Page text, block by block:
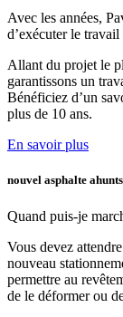
Avec les années,
d’exécuter le travail
Allant du projet le
garantissons un
Bénéficiez d’un
plus de 10 ans.
En savoir plus
nouvel asphalte
Quand puis-je
Vous devez
nouveau
permettre au
de le déformer ou